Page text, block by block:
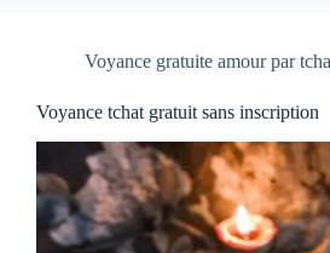
Voyance gratuite amour par
Voyance tchat gratuit sans inscription